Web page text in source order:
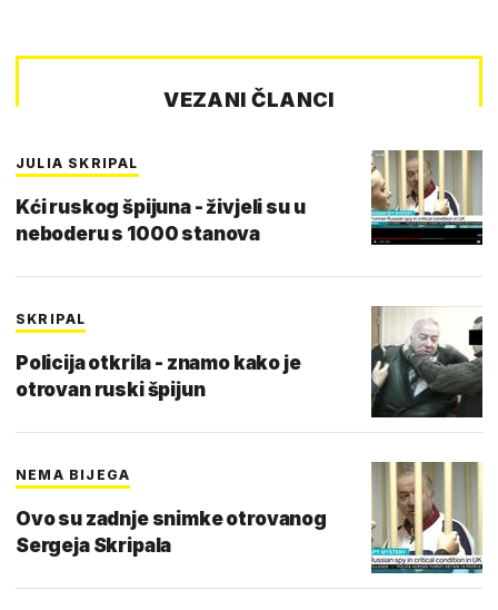
VEZANI ČLANCI
JULIA SKRIPAL
Kći ruskog špijuna - živjeli su u
neboderu s 1000 stanova
SKRIPAL
Policija otkrila - znamo kako je
otrovan ruski špijun
NEMA BIJEGA
Ovo su zadnje snimke otrovanog
Sergeja Skripala